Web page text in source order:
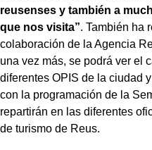
reusenses y también a
que nos visita”. También ha
colaboración de la Agencia
una vez más, se podrá ver el
diferentes OPIS de la ciudad
con la programación de la
repartirán en las diferentes
de turismo de Reus.